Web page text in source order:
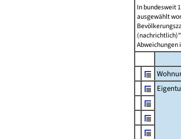
In bundesweit
ausgewählt
Abweichungen